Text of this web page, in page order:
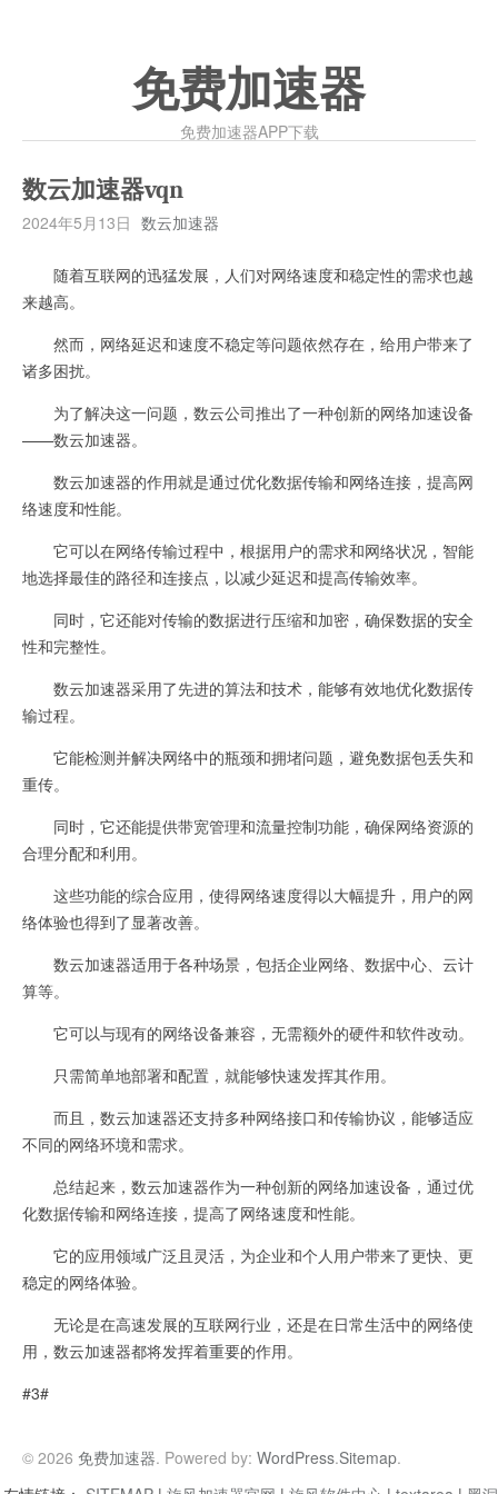
免费加速器
免费加速器APP下载
数云加速器vqn
2024年5月13日 数云加速器
随着互联网的迅猛发展，人们对网络速度和稳定性的需求也越
来越高。
然而，网络延迟和速度不稳定等问题依然存在，给用户带来了
诸多困扰。
为了解决这一问题，数云公司推出了一种创新的网络加速设备
——数云加速器。
数云加速器的作用就是通过优化数据传输和网络连接，提高网
络速度和性能。
它可以在网络传输过程中，根据用户的需求和网络状况，智能
地选择最佳的路径和连接点，以减少延迟和提高传输效率。
同时，它还能对传输的数据进行压缩和加密，确保数据的安全
性和完整性。
数云加速器采用了先进的算法和技术，能够有效地优化数据传
输过程。
它能检测并解决网络中的瓶颈和拥堵问题，避免数据包丢失和
重传。
同时，它还能提供带宽管理和流量控制功能，确保网络资源的
合理分配和利用。
这些功能的综合应用，使得网络速度得以大幅提升，用户的网
络体验也得到了显著改善。
数云加速器适用于各种场景，包括企业网络、数据中心、云计
算等。
它可以与现有的网络设备兼容，无需额外的硬件和软件改动。
只需简单地部署和配置，就能够快速发挥其作用。
而且，数云加速器还支持多种网络接口和传输协议，能够适应
不同的网络环境和需求。
总结起来，数云加速器作为一种创新的网络加速设备，通过优
化数据传输和网络连接，提高了网络速度和性能。
它的应用领域广泛且灵活，为企业和个人用户带来了更快、更
稳定的网络体验。
无论是在高速发展的互联网行业，还是在日常生活中的网络使
用，数云加速器都将发挥着重要的作用。
#3#
© 2026 免费加速器. Powered by: WordPress.Sitemap.